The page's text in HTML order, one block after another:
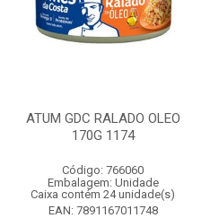
ATUM GDC RALADO OLEO
170G 1174
Código: 766060
Embalagem: Unidade
Caixa contém 24 unidade(s)
EAN: 7891167011748